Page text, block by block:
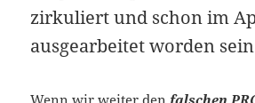
zirkuliert und schon im
ausgearbeitet worden